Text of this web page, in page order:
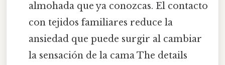
almohada que ya conozcas. El contacto
con tejidos familiares reduce la
ansiedad que puede surgir al cambiar
la sensación de la cama The details